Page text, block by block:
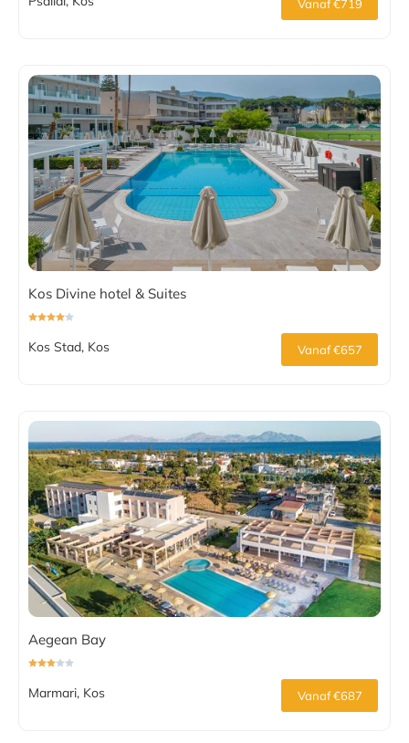
Vanaf €719
Kos Divine hotel & Suites
Kos Stad, Kos Vanaf €657
Aegean Bay
Marmari, Kos Vanaf €687